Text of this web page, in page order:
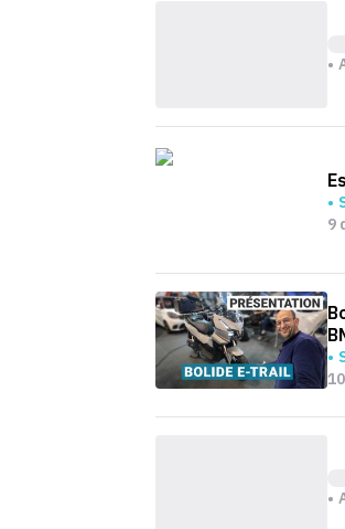
9